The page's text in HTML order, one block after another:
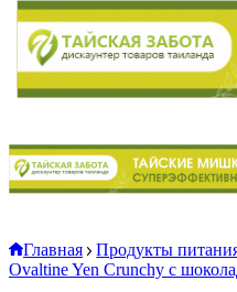
Главная Продукты
Ovaltine Yen Crunchy с